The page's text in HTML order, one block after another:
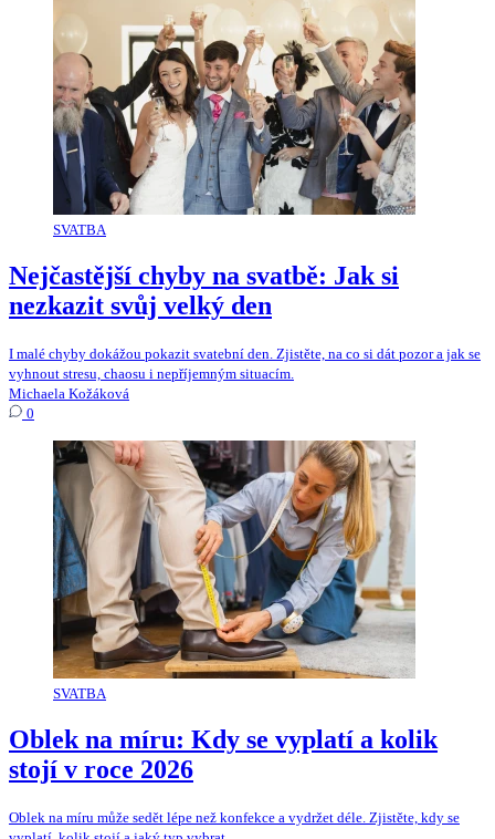
SVATBA
Nejčastější chyby na svatbě: Jak si
nezkazit svůj velký den
I malé chyby dokážou pokazit svatební den. Zjistěte, na co si dát pozor a jak se
vyhnout stresu, chaosu i nepříjemným situacím.
Michaela Kožáková
0
SVATBA
Oblek na míru: Kdy se vyplatí a kolik
stojí v roce 2026
Oblek na míru může sedět lépe než konfekce a vydržet déle. Zjistěte, kdy se